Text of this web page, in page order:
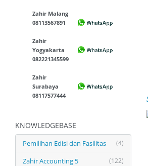
Zahir Malang
08113567891
Zahir
Yogyakarta
082221345599
Zahir
Surabaya
08117577444
KNOWLEDGEBASE
(4)
Pemilihan Edisi dan Fasilitas
(122)
Zahir Accounting 5